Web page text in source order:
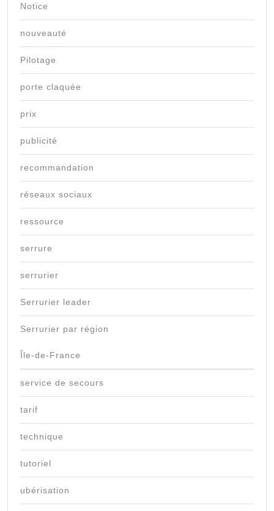
Notice
nouveauté
Pilotage
porte claquée
prix
publicité
recommandation
réseaux sociaux
ressource
serrure
serrurier
Serrurier leader
Serrurier par région
Île-de-France
service de secours
tarif
technique
tutoriel
ubérisation